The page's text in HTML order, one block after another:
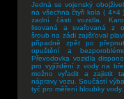
Jedná se vojenský
na všechna čtyři kola ( 4×4
zadní části vozidla.
lisovaná a svařovaná z
šroub na zádi zajišťoval
případně zpět po
opuštění a
Převodovka vozidla
pro vyjíždění z vody na
možno vyřadit a zajistit
nápravy vozu. Součástí
tyč pro měření hloubky vody.